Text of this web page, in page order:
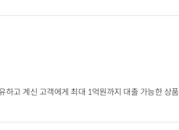
하고 계신 고객에게 최대 1억원까지 대출 가능한 상품